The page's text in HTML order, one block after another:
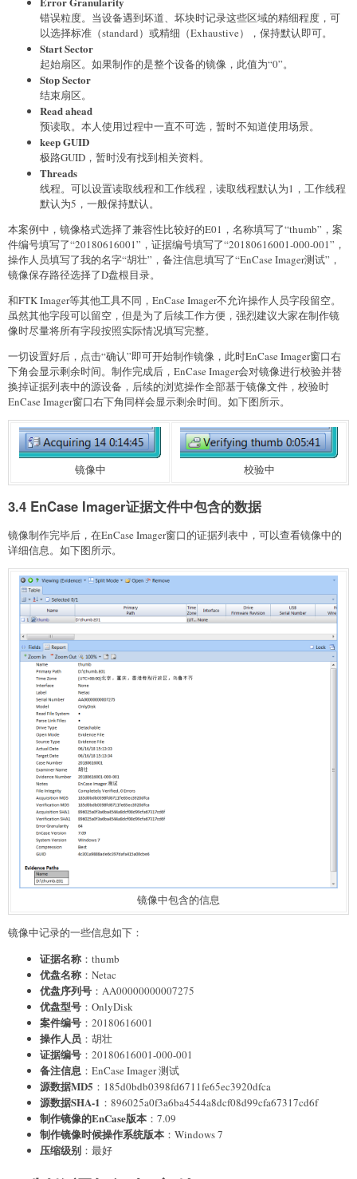
错误粒度。当设备遇到坏道、坏块时记录这些区域的精细程度，可
以选择标准（standard）或精细（Exhaustive），保持默认即可。
Start Sector
起始扇区。如果制作的是整个设备的镜像，此值为“0”。
Stop Sector
结束扇区。
Read ahead
预读取。本人使用过程中一直不可选，暂时不知道使用场景。
keep GUID
极路GUID，暂时没有找到相关资料。
Threads
线程。可以设置读取线程和工作线程，读取线程默认为1，工作线程
默认为5，一般保持默认。
本案例中，镜像格式选择了兼容性比较好的E01，名称填写了“thumb”，案
件编号填写了“20180616001”，证据编号填写了“20180616001-000-001”，
操作人员填写了我的名字“胡壮”，备注信息填写了“EnCase Imager测试”，
镜像保存路径选择了D盘根目录。
和FTK Imager等其他工具不同，EnCase Imager不允许操作人员字段留空。
虽然其他字段可以留空，但是为了后续工作方便，强烈建议大家在制作镜
像时尽量将所有字段按照实际情况填写完整。
一切设置好后，点击“确认”即可开始制作镜像，此时EnCase Imager窗口右
下角会显示剩余时间。制作完成后，EnCase Imager会对镜像进行校验并替
换掉证据列表中的源设备，后续的浏览操作全部基于镜像文件，校验时
EnCase Imager窗口右下角同样会显示剩余时间。如下图所示。
镜像中 校验中
3.4 EnCase Imager证据文件中包含的数据
镜像制作完毕后，在EnCase Imager窗口的证据列表中，可以查看镜像中的
详细信息。如下图所示。
镜像中包含的信息
镜像中记录的一些信息如下：
证据名称 ：thumb
优盘名称 ：Netac
优盘序列号 ：AA00000000007275
优盘型号 ：OnlyDisk
案件编号 ：20180616001
操作人员 ：胡壮
证据编号 ：20180616001-000-001
备注信息 ：EnCase Imager 测试
源数据MD5 ：185d0bdb0398fd6711fe65ec3920dfca
源数据SHA-1 ：896025a0f3a6ba4544a8dcf08d99cfa67317cd6f
制作镜像的EnCase版本 ：7.09
制作镜像时候操作系统版本 ：Windows 7
压缩级别 ：最好